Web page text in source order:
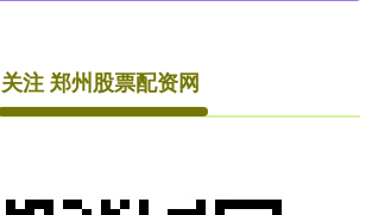
关注 郑州股票配资网